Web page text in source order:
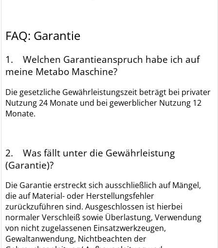
FAQ: Garantie
1. Welchen Garantieanspruch habe ich auf
meine Metabo Maschine?
Die gesetzliche Gewährleistungszeit beträgt bei privater
Nutzung 24 Monate und bei gewerblicher Nutzung 12
Monate.
2. Was fällt unter die Gewährleistung
(Garantie)?
Die Garantie erstreckt sich ausschließlich auf Mängel,
die auf Material- oder Herstellungsfehler
zurückzuführen sind. Ausgeschlossen ist hierbei
normaler Verschleiß sowie Überlastung, Verwendung
von nicht zugelassenen Einsatzwerkzeugen,
Gewaltanwendung, Nichtbeachten der